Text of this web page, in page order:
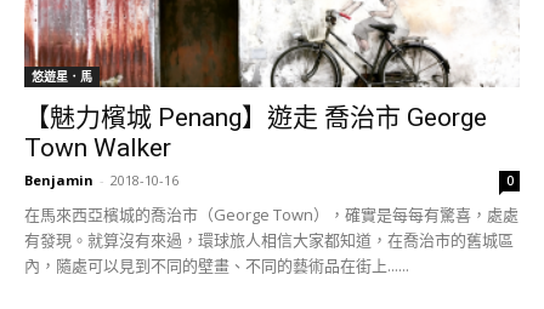
悠遊星．馬
【魅力檳城 Penang】遊走 喬治市 George
Town Walker
Benjamin - 2018-10-16 0
在馬來西亞檳城的喬治市（George Town），確實是每每有驚喜，處處
有發現。就算沒有來過，環球旅人相信大家都知道，在喬治市的舊城區
內，隨處可以見到不同的壁畫、不同的藝術品在街上......